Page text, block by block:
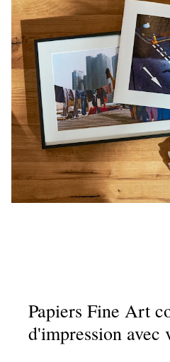
Papiers Fine Art
d'impression avec